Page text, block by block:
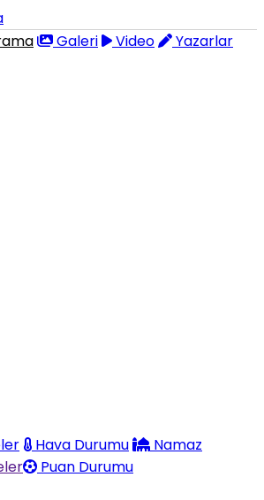
Galeri Video
Yazarlar
Hava Durumu
Namaz
Puan Durumu